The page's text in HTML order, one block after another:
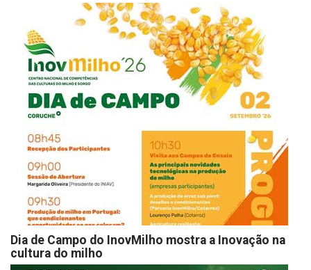
Dia de Campo do InovMilho mostra a Inovação na
cultura do milho